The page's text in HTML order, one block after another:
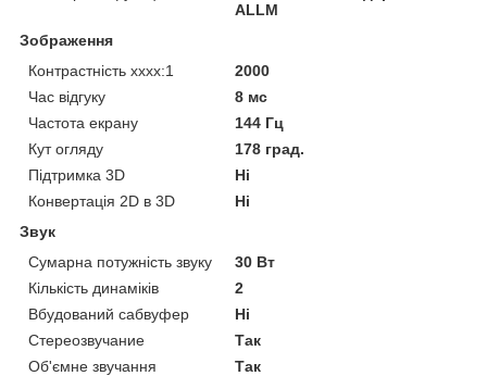
ALLM
Зображення
Контрастність хххх:1
2000
Час відгуку
8 мс
Частота екрану
144 Гц
Кут огляду
178 град.
Підтримка 3D
Ні
Конвертація 2D в 3D
Ні
Звук
Сумарна потужність звуку
30 Вт
Кількість динаміків
2
Вбудований сабвуфер
Ні
Стереозвучание
Так
Об'ємне звучання
Так